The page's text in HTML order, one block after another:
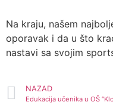
Na kraju, našem
oporavak i da u što
nastavi sa svojim
NAZAD